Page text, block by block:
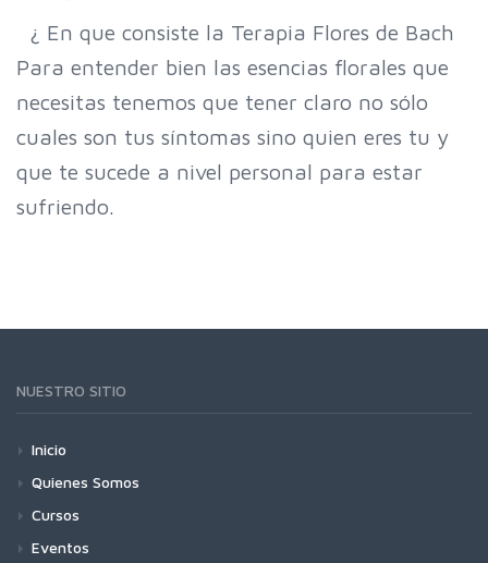
¿ En que consiste la Terapia Flores de Bach
Para entender bien las esencias florales que
necesitas tenemos que tener claro no sólo
cuales son tus síntomas sino quien eres tu y
que te sucede a nivel personal para estar
sufriendo.
NUESTRO SITIO
Inicio
Quienes Somos
Cursos
Eventos